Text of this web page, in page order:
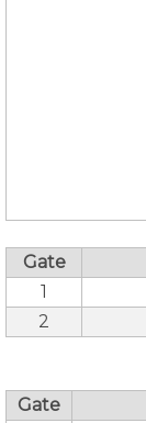
Gate
1
2
Gate